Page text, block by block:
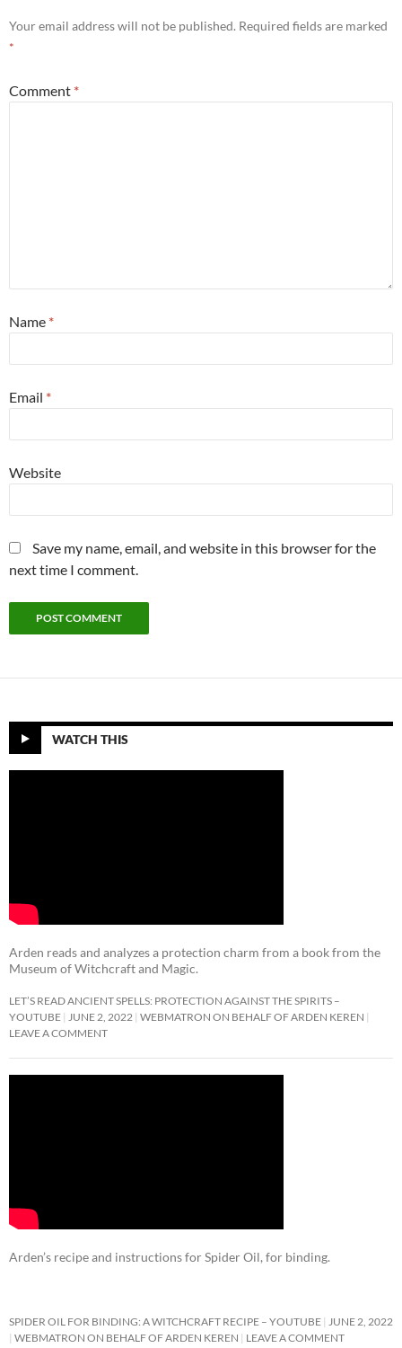
Your email address will not be published. Required fields are marked
*
Comment *
Name *
Email *
Website
Save my name, email, and website in this browser for the
next time I comment.
WATCH THIS
Arden reads and analyzes a protection charm from a book from the
Museum of Witchcraft and Magic.
LET’S READ ANCIENT SPELLS: PROTECTION AGAINST THE SPIRITS –
YOUTUBE
JUNE 2, 2022 WEBMATRON ON BEHALF OF ARDEN KEREN
LEAVE A COMMENT
Arden’s recipe and instructions for Spider Oil, for binding.
SPIDER OIL FOR BINDING: A WITCHCRAFT RECIPE – YOUTUBE
JUNE 2, 2022
WEBMATRON ON BEHALF OF ARDEN KEREN
LEAVE A COMMENT